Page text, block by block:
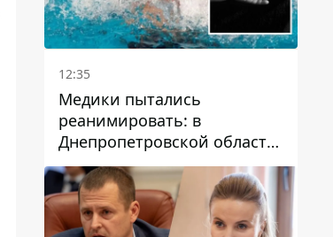
12:35
Медики пытались
реанимировать: в
Днепропетровской области
двухлетний мальчик утонул
в бассейне